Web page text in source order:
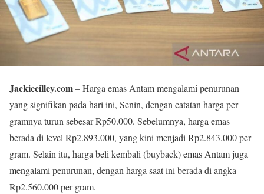
Jackiecilley.com– Harga emas Antam mengalami penurunan
yang signifikan pada hari ini, Senin, dengan catatan harga per
gramnya turun sebesar Rp50.000. Sebelumnya, harga emas
berada di level Rp2.893.000, yang kini menjadi Rp2.843.000 per
gram. Selain itu, harga beli kembali (buyback) emas Antam juga
mengalami penurunan, dengan harga saat ini berada di angka
Rp2.560.000 per gram.